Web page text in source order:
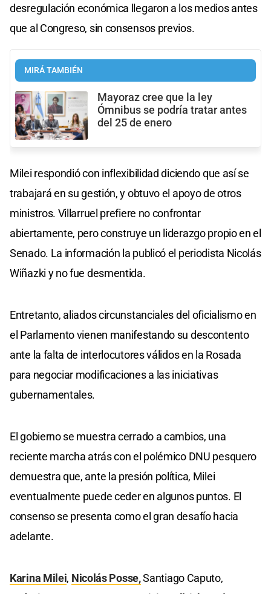
desregulación económica llegaron a los medios antes
que al Congreso, sin consensos previos.
MIRÁ TAMBIÉN
Mayoraz cree que la ley
Ómnibus se podría tratar antes
del 25 de enero
Milei respondió con inflexibilidad diciendo que así se
trabajará en su gestión, y obtuvo el apoyo de otros
ministros. Villarruel prefiere no confrontar
abiertamente, pero construye un liderazgo propio en el
Senado. La información la publicó el periodista Nicolás
Wiñazki y no fue desmentida.
Entretanto, aliados circunstanciales del oficialismo en
el Parlamento vienen manifestando su descontento
ante la falta de interlocutores válidos en la Rosada
para negociar modificaciones a las iniciativas
gubernamentales.
El gobierno se muestra cerrado a cambios, una
reciente marcha atrás con el polémico DNU pesquero
demuestra que, ante la presión política, Milei
eventualmente puede ceder en algunos puntos. El
consenso se presenta como el gran desafío hacia
adelante.
Karina Milei, Nicolás Posse,Santiago Caputo,